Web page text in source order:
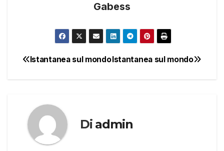
Gabess
NavigazioneIstantanea sul mondo
Istantanea sul mondo
Di admin